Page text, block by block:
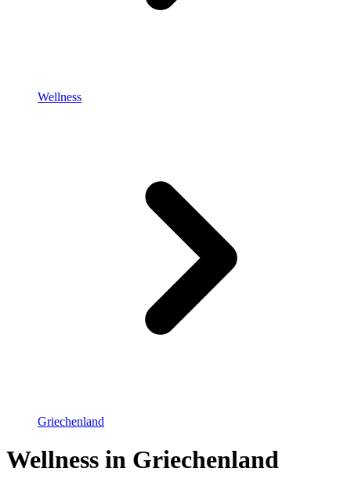
Wellness
Griechenland
Wellness in Griechenland